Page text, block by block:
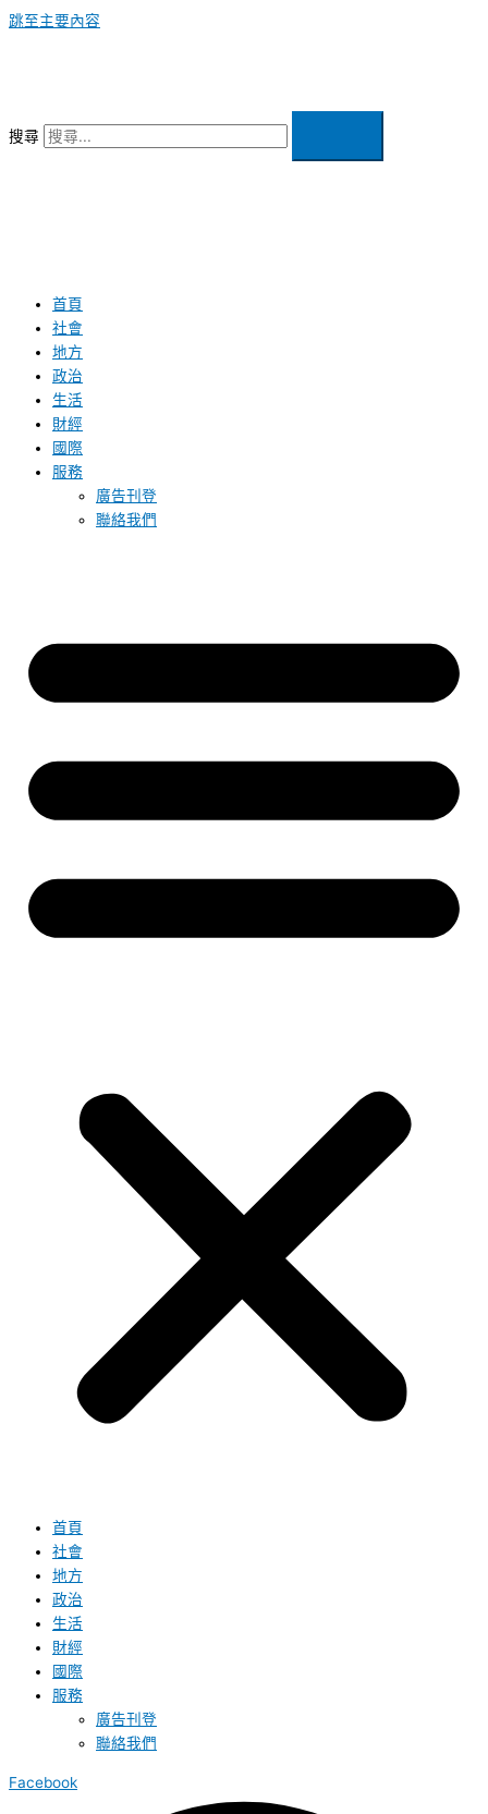
跳至主要內容
搜尋
首頁
社會
地方
政治
生活
財經
國際
服務
廣告刊登
聯絡我們
首頁
社會
地方
政治
生活
財經
國際
服務
廣告刊登
聯絡我們
Facebook